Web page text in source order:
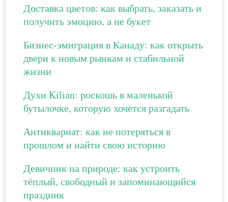
Доставка цветов: как выбрать, заказать и
получить эмоцию, а не букет
Бизнес-эмиграция в Канаду: как открыть
двери к новым рынкам и стабильной
жизни
Духи Kilian: роскошь в маленькой
бутылочке, которую хочется разгадать
Антиквариат: как не потеряться в
прошлом и найти свою историю
Девичник на природе: как устроить
тёплый, свободный и запоминающийся
праздник